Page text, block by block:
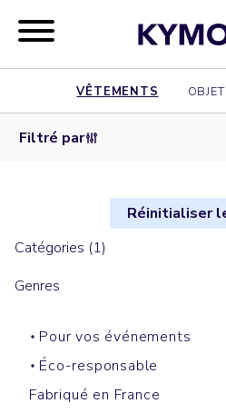
VÊTEMENTS
Filtré par
Réinitialiser
Catégories (1)
Genres
Pour vos événements
Éco-responsable
Fabriqué en France